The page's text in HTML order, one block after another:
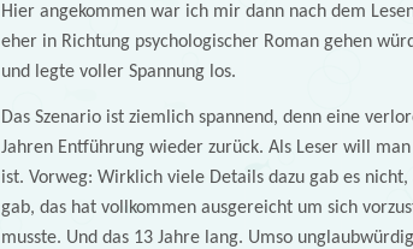
Hier angekommen war ich mir dann nach dem
eher in Richtung psychologischer Roman gehen
und legte voller Spannung los.
Das Szenario ist ziemlich spannend, denn eine
Jahren Entführung wieder zurück. Als Leser will
ist. Vorweg: Wirklich viele Details dazu gab es
gab, das hat vollkommen ausgereicht um sich
musste. Und das 13 Jahre lang. Umso